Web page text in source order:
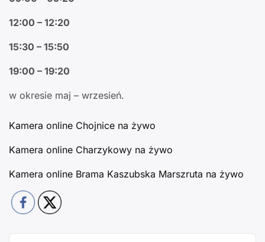
12:00 – 12:20
15:30 – 15:50
19:00 – 19:20
w okresie maj – wrzesień.
Kamera online Chojnice na żywo
Kamera online Charzykowy na żywo
Kamera online Brama Kaszubska Marszruta na żywo